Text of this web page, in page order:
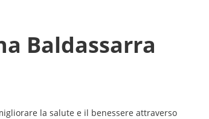
Baldassarra
la salute e il benessere attraverso